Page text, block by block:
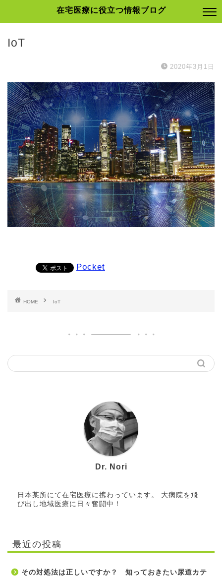
在宅医療に役立つ情報ブログ
IoT
2020年3月1日
Pocket
HOME IoT
Dr. Nori
日本某所にて在宅医療に携わっています。 大病院を飛
び出し地域医療に日々奮闘中！
最近の投稿
その対処法は正しいですか？ 知っておきたい尿道カテ